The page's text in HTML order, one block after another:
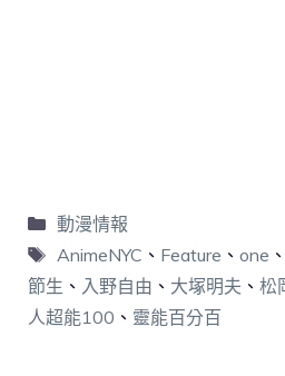
動漫情報
AnimeNYC 、 Feature 、 one 、
節生 、 入野自由 、 大塚明夫 、 松
人超能100 、 靈能百分百